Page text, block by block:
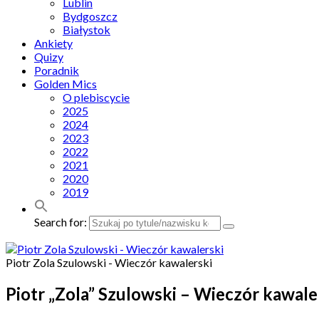
Bydgoszcz
Białystok
Ankiety
Quizy
Poradnik
Golden Mics
O plebiscycie
2025
2024
2023
2022
2021
2020
2019
Search for:
Piotr Zola Szulowski - Wieczór kawalerski
Piotr „Zola” Szulowski – Wieczór